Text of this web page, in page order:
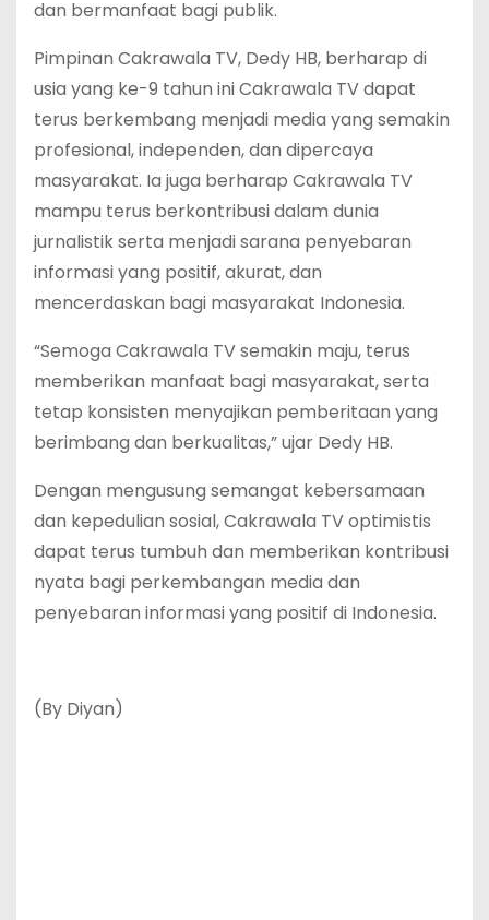
dan bermanfaat bagi publik.
Pimpinan Cakrawala TV, Dedy HB, berharap di
usia yang ke-9 tahun ini Cakrawala TV dapat
terus berkembang menjadi media yang semakin
profesional, independen, dan dipercaya
masyarakat. Ia juga berharap Cakrawala TV
mampu terus berkontribusi dalam dunia
jurnalistik serta menjadi sarana penyebaran
informasi yang positif, akurat, dan
mencerdaskan bagi masyarakat Indonesia.
“Semoga Cakrawala TV semakin maju, terus
memberikan manfaat bagi masyarakat, serta
tetap konsisten menyajikan pemberitaan yang
berimbang dan berkualitas,” ujar Dedy HB.
Dengan mengusung semangat kebersamaan
dan kepedulian sosial, Cakrawala TV optimistis
dapat terus tumbuh dan memberikan kontribusi
nyata bagi perkembangan media dan
penyebaran informasi yang positif di Indonesia.
(By Diyan)